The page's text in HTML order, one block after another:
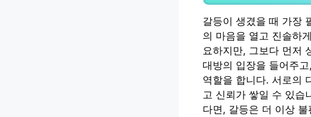
갈등이 생겼을 때 가장
의 마음을 열고 진솔하
요하지만, 그보다 먼저
대방의 입장을 들어주
역할을 합니다. 서로의
고 신뢰가 쌓일 수 있습
다면, 갈등은 더 이상